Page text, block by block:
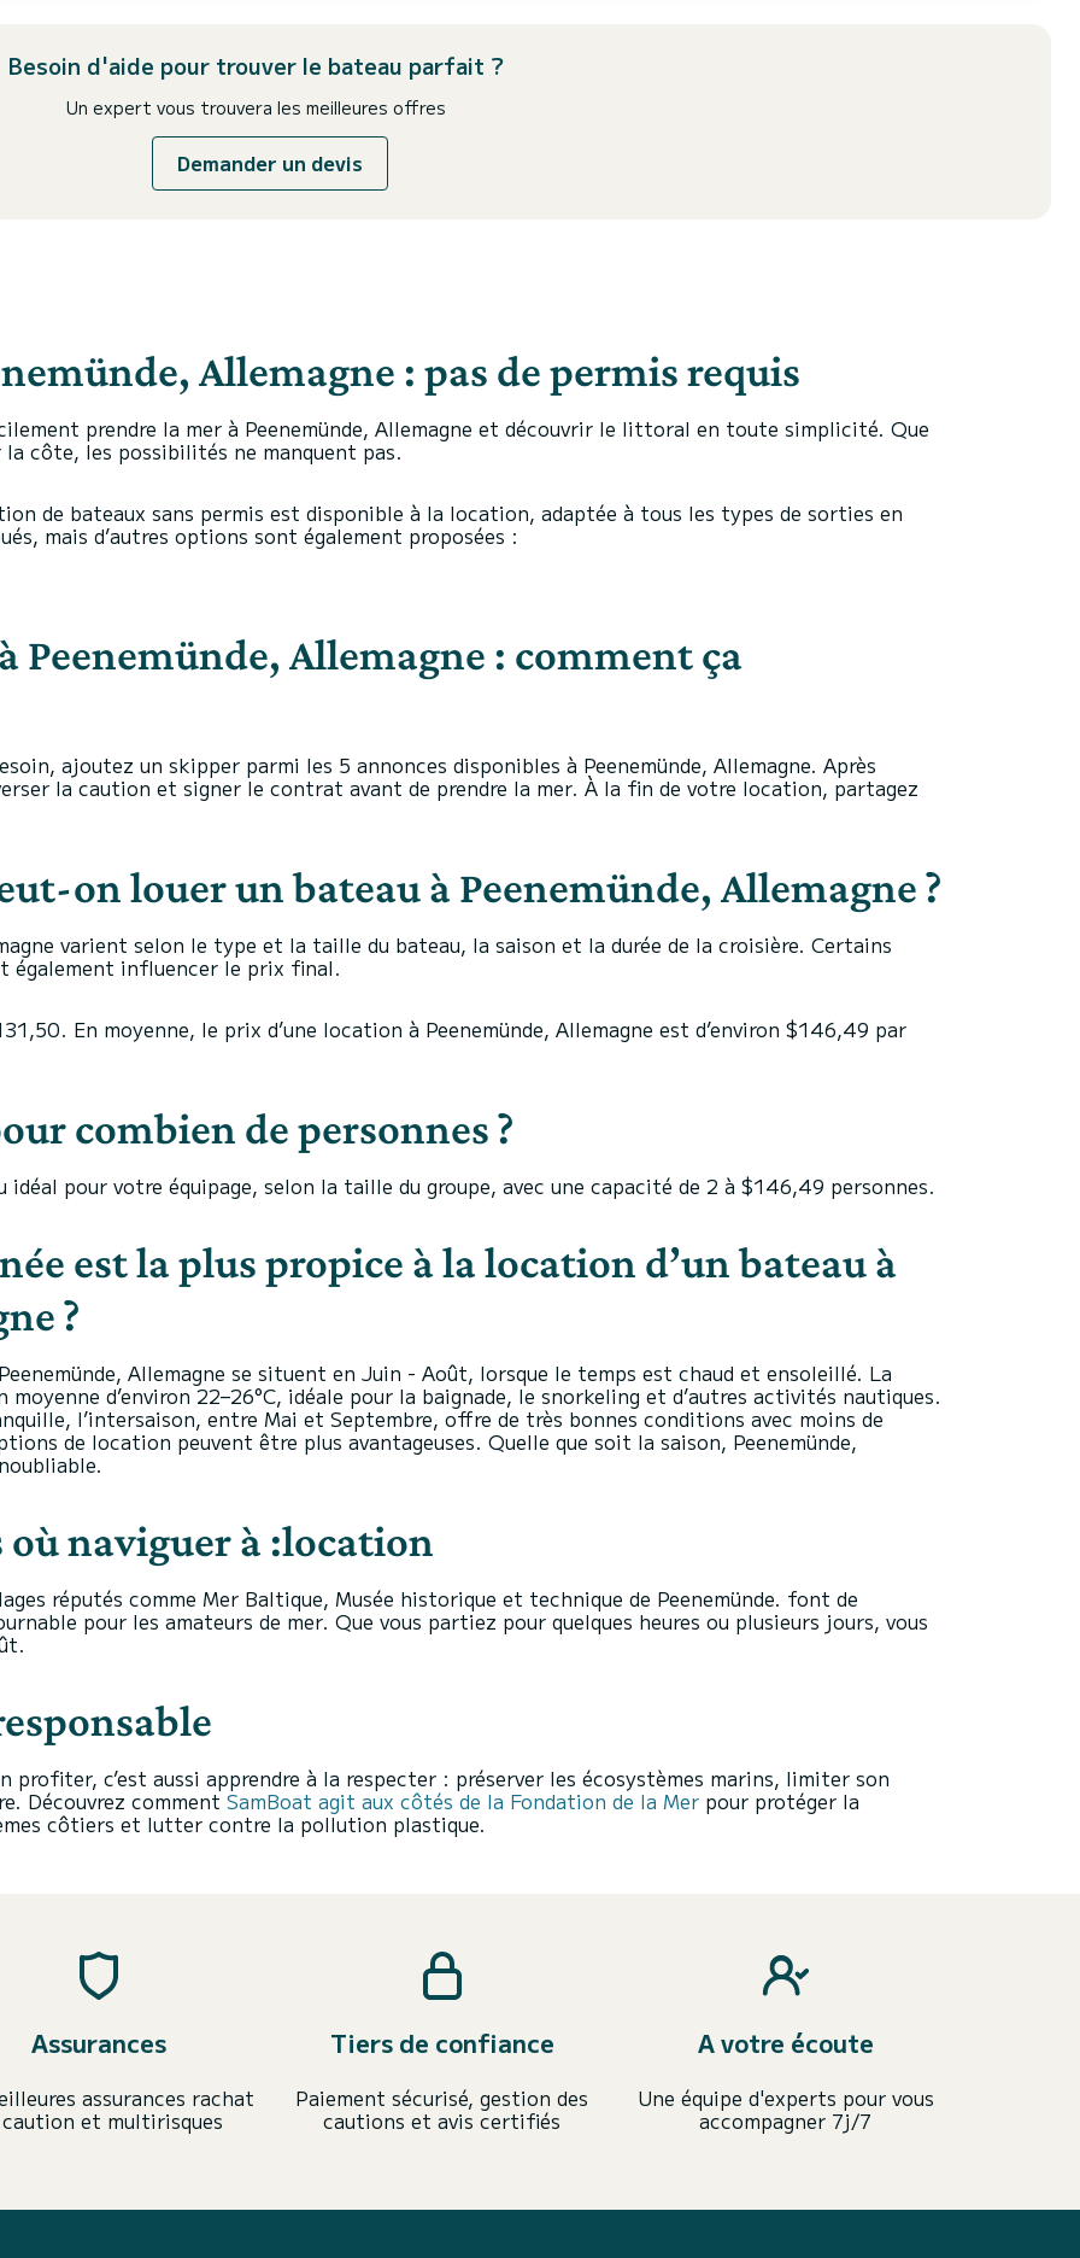
Besoin d'aide pour trouver le bateau parfait ?
Un expert vous trouvera les meilleures offres
Demander un devis
Allemagne : pas de permis requis
prendre la mer à Peenemünde, Allemagne et découvrir le littoral en toute simplicité. Que
côte, les possibilités ne manquent pas.
de bateaux sans permis est disponible à la location, adaptée à tous les types de sorties en
mais d’autres options sont également proposées :
Peenemünde, Allemagne : comment ça
ajoutez un skipper parmi les 5 annonces disponibles à Peenemünde, Allemagne. Après
la caution et signer le contrat avant de prendre la mer. À la fin de votre location, partagez
on louer un bateau à Peenemünde, Allemagne ?
varient selon le type et la taille du bateau, la saison et la durée de la croisière. Certains
également influencer le prix final.
En moyenne, le prix d’une location à Peenemünde, Allemagne est d’environ $146,49 par
combien de personnes ?
pour votre équipage, selon la taille du groupe, avec une capacité de 2 à $146,49 personnes.
est la plus propice à la location d’un bateau à
?
Allemagne se situent en Juin - Août, lorsque le temps est chaud et ensoleillé. La
d’environ 22–26°C, idéale pour la baignade, le snorkeling et d’autres activités nautiques.
l’intersaison, entre Mai et Septembre, offre de très bonnes conditions avec moins de
de location peuvent être plus avantageuses. Quelle que soit la saison, Peenemünde,
naviguer à :location
réputés comme Mer Baltique, Musée historique et technique de Peenemünde. font de
pour les amateurs de mer. Que vous partiez pour quelques heures ou plusieurs jours, vous
profiter, c’est aussi apprendre à la respecter : préserver les écosystèmes marins, limiter son
Découvrez comment SamBoat agit aux côtés de la Fondation de la Mer pour protéger la
côtiers et lutter contre la pollution plastique.
Assurances
assurances rachat
et multirisques
Tiers de confiance
Paiement sécurisé, gestion des
cautions et avis certifiés
A votre écoute
Une équipe d'experts pour vous
accompagner 7j/7